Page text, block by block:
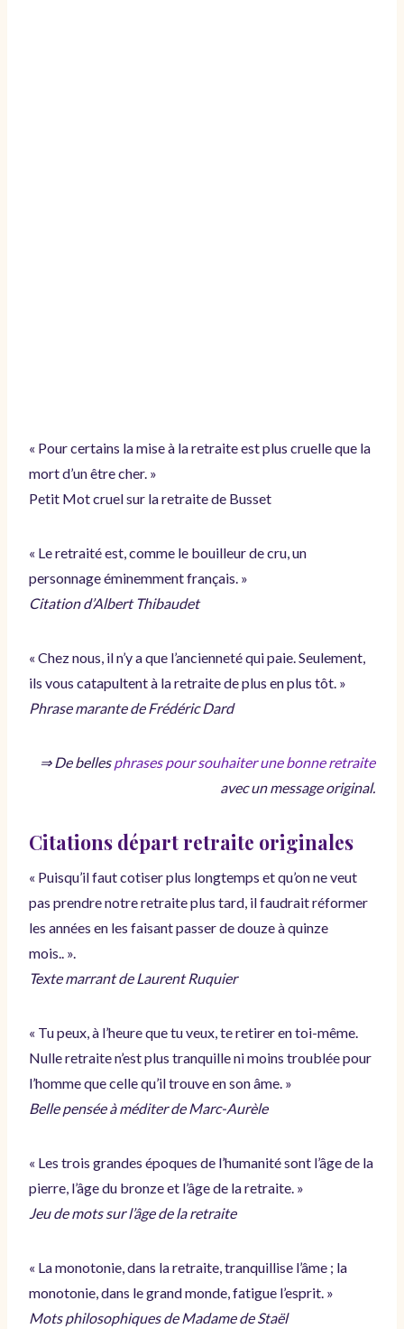
« Pour certains la mise à la retraite est plus cruelle que la
mort d’un être cher. »
Petit Mot cruel sur la retraite de Busset
« Le retraité est, comme le bouilleur de cru, un
personnage éminemment français. »
Citation d’Albert Thibaudet
« Chez nous, il n’y a que l’ancienneté qui paie. Seulement,
ils vous catapultent à la retraite de plus en plus tôt. »
Phrase marante de Frédéric Dard
⇒ De bellesphrases pour souhaiter une bonne retraite
avec un message original.
Citations départ retraite originales
« Puisqu’il faut cotiser plus longtemps et qu’on ne veut
pas prendre notre retraite plus tard, il faudrait réformer
les années en les faisant passer de douze à quinze
mois.. ».
Texte marrant de Laurent Ruquier
« Tu peux, à l’heure que tu veux, te retirer en toi-même.
Nulle retraite n’est plus tranquille ni moins troublée pour
l’homme que celle qu’il trouve en son âme. »
Belle pensée à méditer de Marc-Aurèle
« Les trois grandes époques de l’humanité sont l’âge de la
pierre, l’âge du bronze et l’âge de la retraite. »
Jeu de mots sur l’âge de la retraite
« La monotonie, dans la retraite, tranquillise l’âme ; la
monotonie, dans le grand monde, fatigue l’esprit. »
Mots philosophiques de Madame de Staël